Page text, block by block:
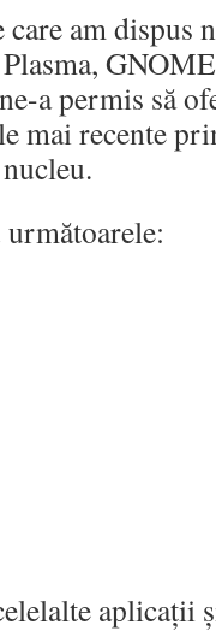
am dispus
a permis să
mai recente
aplicații